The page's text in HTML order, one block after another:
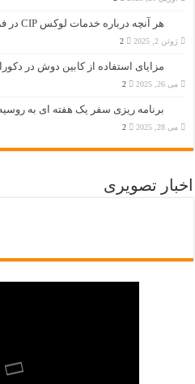
هر آنچه درباره خدمات لوکس CIP در فرودگاه‌ کیش باید بدانید
ژوئن 2, 2025 2
مزایای استفاده از کابین دوش در
می 26, 2025 2
برنامه ریزی سفر یک هفته ای به
می 28, 2025 2
اخبار تصویری